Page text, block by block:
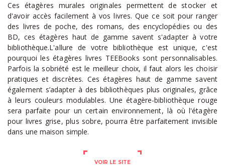
Ces étagères murales originales permettent de stocker et
d'avoir accès facilement à vos livres. Que ce soit pour ranger
des livres de poche, des romans, des encyclopédies ou des
BD, ces étagères haut de gamme savent s'adapter à votre
bibliothèque.L'allure de votre bibliothèque est unique, c'est
pourquoi lesétagères livres TEEBooks sont personnalisables.
Parfois la sobriété est le meilleur choix, il faut alors les choisir
pratiques et discrètes. Ces étagères haut de gamme savent
également s’adapter à des bibliothèques plus originales, grâce
à leurs couleurs modulables. Une étagère-bibliothèque rouge
sera parfaite pour un certain environnement, là où l'étagère
pour livres grise, plus sobre, pourra être parfaitement invisible
dans une maison simple.
VOIR LE SITE